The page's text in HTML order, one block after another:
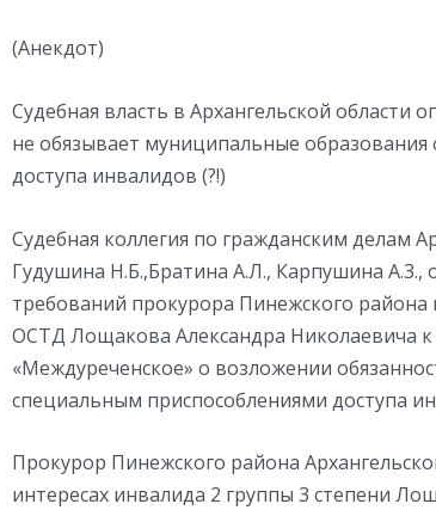
(Анекдот)
Судебная власть в Архангельской области
не обязывает муниципальные
доступа инвалидов (?!)
Судебная коллегия по гражданским делам
Гудушина Н.Б.,Братина А.Л., Карпушина A.3.,
требований прокурора Пинежского района
ОСТД Лощакова Александра Николаевича
«Междуреченское» о возложении
специальным приспособлениями доступа
Прокурор Пинежского района
интересах инвалида 2 группы 3 степени